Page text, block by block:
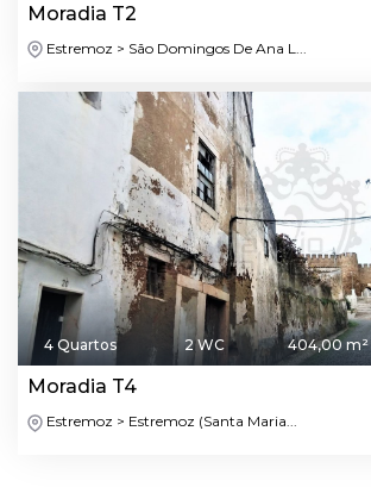
Moradia T2
Estremoz > São Domingos De Ana L...
4 Quartos 2 WC 404,00 m²
Moradia T4
Estremoz > Estremoz (Santa Maria...